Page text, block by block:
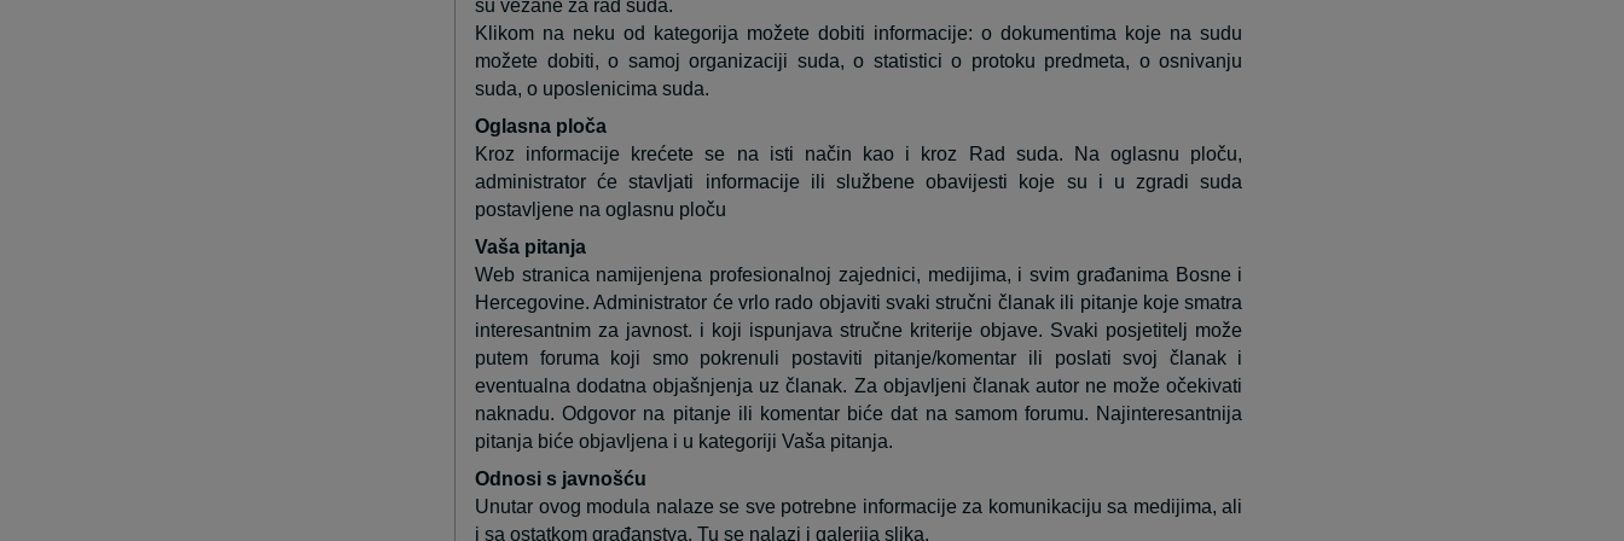
su vezane za rad suda.
Klikom na neku od kategorija možete dobiti informacije: o dokumentima koje na sudu
možete dobiti, o samoj organizaciji suda, o statistici o protoku predmeta, o osnivanju
suda, o uposlenicima suda.
Oglasna ploča
Kroz informacije krećete se na isti način kao i kroz Rad suda. Na oglasnu ploču,
administrator će stavljati informacije ili službene obavijesti koje su i u zgradi suda
postavljene na oglasnu ploču
Vaša pitanja
Web stranica namijenjena profesionalnoj zajednici, medijima, i svim građanima Bosne i
Hercegovine. Administrator će vrlo rado objaviti svaki stručni članak ili pitanje koje smatra
interesantnim za javnost. i koji ispunjava stručne kriterije objave. Svaki posjetitelj može
putem foruma
koji smo pokrenuli postaviti pitanje/komentar ili poslati svoj članak i
eventualna dodatna objašnjenja uz članak. Za objavljeni članak autor ne može očekivati
naknadu. Odgovor na pitanje ili komentar biće dat na samom forumu. Najinteresantnija
pitanja biće objavljena i u kategoriji Vaša pitanja.
Odnosi s javnošću
Unutar ovog modula nalaze se sve potrebne informacije za komunikaciju sa medijima, ali
i sa ostatkom građanstva. Tu se nalazi i galerija slika.